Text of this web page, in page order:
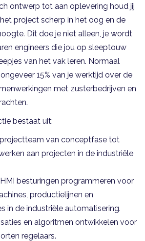
ontwerp tot aan oplevering houd jij
project scherp in het oog en de
Dit doe je niet alleen, je wordt
engineers die jou op sleeptouw
van het vak leren. Normaal
15% van je werktijd over de
met zusterbedrijven en
bestaat uit:
van conceptfase tot
aan projecten in de industriële
HMI besturingen programmeren voor
productielijnen en
in de industriële automatisering.
en algoritmen ontwikkelen voor
regelaars.